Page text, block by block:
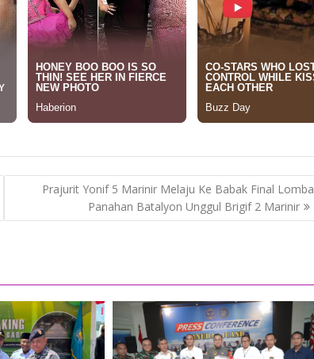
Prajurit Yonif 5 Marinir Melaju Ke Babak Final Lomba
Panahan Batalyon Unggul Brigif 2 Marinir